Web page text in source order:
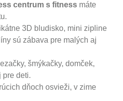
centrum s fitness máte
3D bludisko, mini zipline
sú zábava pre malých aj
šmýkačky, domček,
pre deti.
dňoch osvieži, v zime